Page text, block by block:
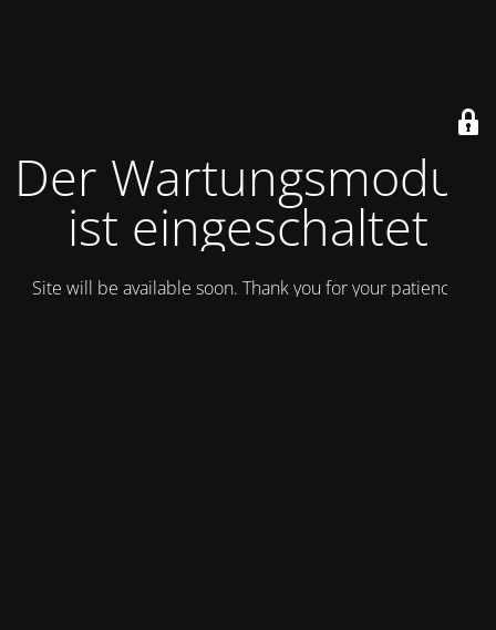
Der Wartungsmodus
ist eingeschaltet
Site will be available soon. Thank you for your patience!